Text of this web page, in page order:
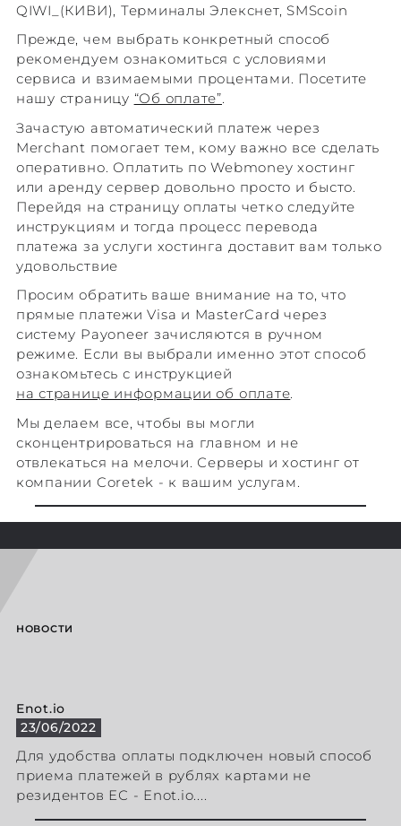
QIWI_(КИВИ), Терминалы Элекснет, SMScoin
Прежде, чем выбрать конкретный способ
рекомендуем ознакомиться с условиями
сервиса и взимаемыми процентами. Посетите
нашу страницу “Об оплате”.
Зачастую автоматический платеж через
Merchant помогает тем, кому важно все сделать
оперативно. Оплатить по Webmoney хостинг
или аренду сервер довольно просто и бысто.
Перейдя на страницу оплаты четко следуйте
инструкциям и тогда процесс перевода
платежа за услуги хостинга доставит вам только
удовольствие
Просим обратить ваше внимание на то, что
прямые платежи Visa и MasterCard через
систему Payoneer зачисляются в ручном
режиме. Если вы выбрали именно этот способ
ознакомьтесь с инструкцией
на странице информации об оплате.
Мы делаем все, чтобы вы могли
сконцентрироваться на главном и не
отвлекаться на мелочи. Серверы и хостинг от
компании Coretek - к вашим услугам.
НОВОСТИ
Enot.io
23/06/2022
Для удобства оплаты подключен новый способ
приема платежей в рублях картами не
резидентов ЕС - Enot.io....